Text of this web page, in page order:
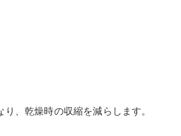
、乾燥時の収縮を減らします。